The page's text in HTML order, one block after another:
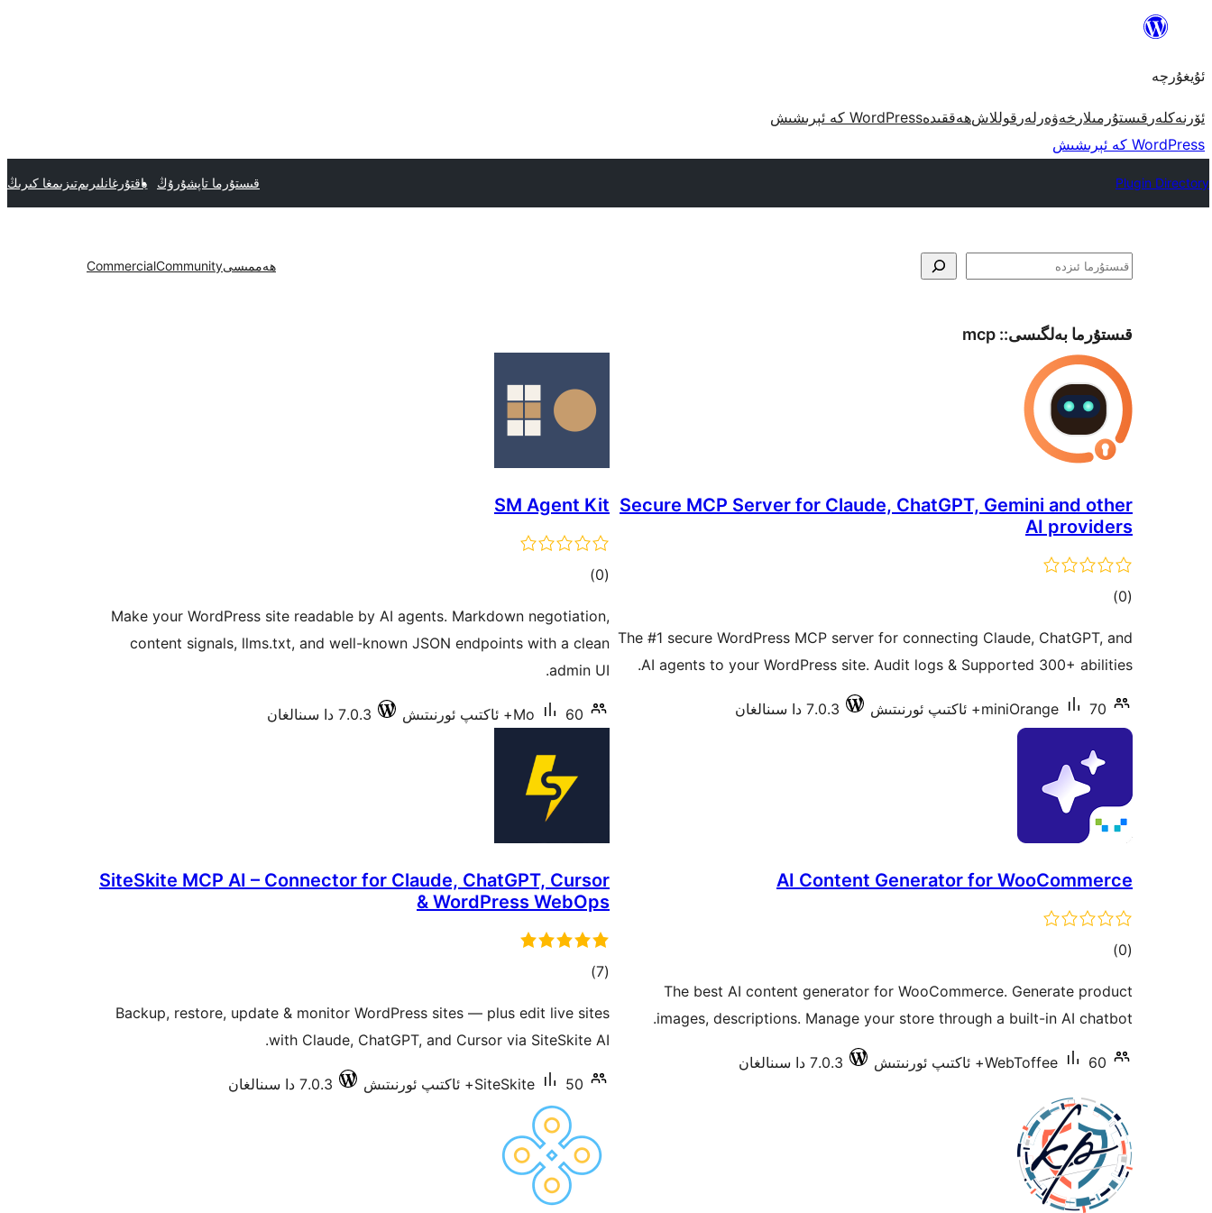
مەزمۇنغا
ئۇيغۇرچە
ئۆرنەكلەر قىستۇرمىلار خەۋەرلەر قوللاشھەققىدەWordPress كە ئېرىشىش
WordPress كە ئېرىشىش
Plugin Directory قىستۇرما تاپشۇرۇڭ ياقتۇرغانلىرىمتىزىمغا كىرىڭ
ئىزدە ھەممىسىCommunity
Commercial
قىستۇرما بەلگىسى:: mcp
Secure MCP Server for Claude, ChatGPT, Gemini and other
AI providers
(0 ئومۇمىي)
The #1 secure WordPress MCP server for connecting Claude, ChatGPT, and
AI agents to your WordPress site. Audit logs & Supported 300+ abilities.
miniOrange 70+ ئاكتىپ ئورنىتىش 7.0.3 دا سىنالغان
SM Agent Kit
(0 ئومۇمىي)
Make your WordPress site readable by AI agents. Markdown negotiation,
content signals, llms.txt, and well-known JSON endpoints with a clean
admin UI.
Mo 60+ ئاكتىپ ئورنىتىش 7.0.3 دا سىنالغان
AI Content Generator for WooCommerce
(0 ئومۇمىي)
The best AI content generator for WooCommerce. Generate product
images, descriptions. Manage your store through a built-in AI chatbot.
WebToffee 60+ ئاكتىپ ئورنىتىش 7.0.3 دا سىنالغان
SiteSkite MCP AI – Connector for Claude, ChatGPT, Cursor
& WordPress WebOps
(7 ئومۇمىي
)
Backup, restore, update & monitor WordPress sites — plus edit live sites
with Claude, ChatGPT, and Cursor via SiteSkite AI.
SiteSkite 50+ ئاكتىپ ئورنىتىش 7.0.3 دا سىنالغان